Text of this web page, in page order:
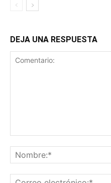
DEJA UNA RESPUESTA